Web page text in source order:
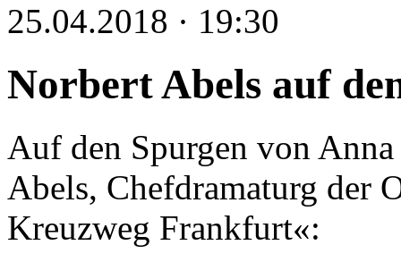
25.04.2018 · 19:30
Norbert Abels auf
Auf den Spurgen von
Abels, Chefdramaturg der
Kreuzweg Frankfurt«: